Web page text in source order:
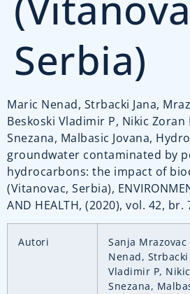
Serbia)
Maric Nenad, Strbacki Jana,
Beskoski Vladimir P, Nikic Zoran
Snezana, Malbasic Jovana,
groundwater contaminated by
hydrocarbons: the impact of
(Vitanovac, Serbia),
AND HEALTH, (2020), vol. 42, br.
Autori
Sanja
Nenad, Strbacki
Vladimir P,
Snezana,